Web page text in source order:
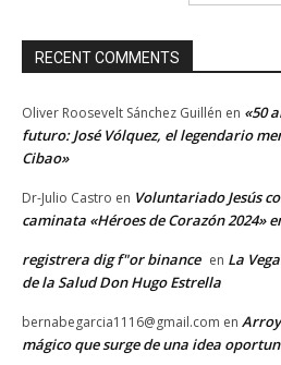
RECENT COMMENTS
Oliver Roosevelt Sánchez Guillén en «50
futuro: José Vólquez, el legendario
Cibao»
Dr-Julio Castro en Voluntariado Jesús
caminata «Héroes de Corazón 2024»
registrera dig f"or binance en La
de la Salud Don Hugo Estrella
bernabegarcia1116@gmail.com en
mágico que surge de una idea